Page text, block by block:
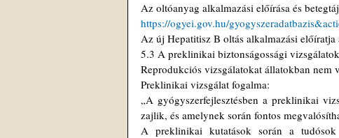
Az oltóanyag alkalmazási előírása és
https://ogyei.gov.hu/
Az új Hepatitisz B oltás alkalmazási
5.3 A preklinikai biztonságossági
Reprodukciós vizsgálatokat állatokban nem
Preklinikai vizsgálat fogalma:
„A gyógyszerfejlesztésben a preklinikai
zajlik, és amelynek során fontos
A preklinikai kutatások során a